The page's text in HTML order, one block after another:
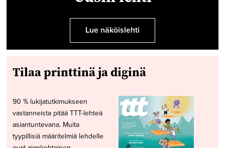
Lue näköislehti
Tilaa printtinä ja diginä
90 % lukijatutkimukseen
vastanneista pitää TTT-lehteä
asiantuntevana. Muita
tyypillisiä määritelmiä lehdelle